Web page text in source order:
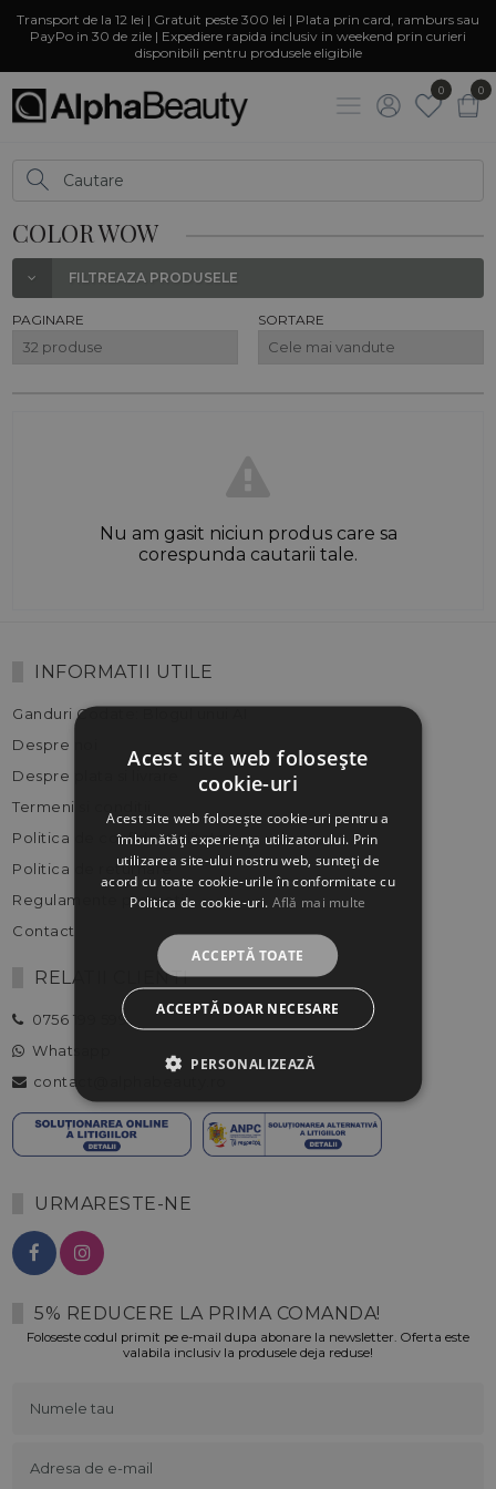
Transport de la 12 lei | Gratuit peste 300 lei | Plata prin card, ramburs sau
PayPo in 30 de zile | Expediere rapida inclusiv in weekend prin curieri
disponibili pentru produsele eligibile
0 0
COLOR WOW
FILTREAZA PRODUSELE
PAGINARE SORTARE
Nu am gasit niciun produs care sa
corespunda cautarii tale.
INFORMATII UTILE
Ganduri Codate: Blogul unui AI
Despre noi
Despre plata si livrare
Termeni si conditii
Politica de confidentialitate
Politica de returnare
Regulamente promotii
Contact
RELATII CLIENTI
0756 199 599
Whatsapp
contact@alphabeauty.ro
URMARESTE-NE
5% REDUCERE LA PRIMA COMANDA!
Foloseste codul primit pe e-mail dupa abonare la newsletter. Oferta este
valabila inclusiv la produsele deja reduse!
Acest site web folosește
cookie-uri
Acest site web folosește cookie-uri pentru a
îmbunătăți experiența utilizatorului. Prin
utilizarea site-ului nostru web, sunteți de
acord cu toate cookie-urile în conformitate cu
Politica de cookie-uri. Află mai multe
ACCEPTĂ TOATE
ACCEPTĂ DOAR NECESARE
PERSONALIZEAZĂ